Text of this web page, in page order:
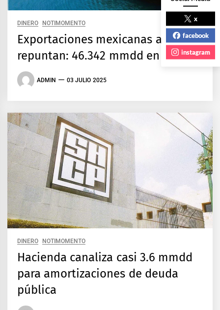
DINERO NOTIMOMENTO
Exportaciones mexicanas a EU
repuntan: 46.342 mmdd en mayo
ADMIN 03 JULIO 2025
DINERO NOTIMOMENTO
Hacienda canaliza casi 3.6 mmdd
para amortizaciones de deuda
pública
x
facebook
instagram